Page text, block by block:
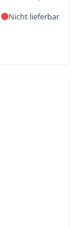
Nicht lieferbar